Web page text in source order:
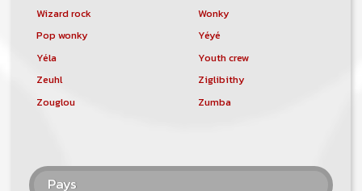
Wizard rock
Wonky
Pop wonky
Yéyé
Yéla
Youth crew
Zeuhl
Ziglibithy
Zouglou
Zumba
Pays